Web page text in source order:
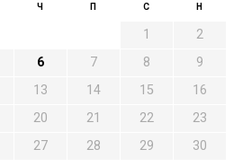
Ч П С Н
1
2
6 7 8
9
13 14 15
16
20 21 22
23
27 28 29
30